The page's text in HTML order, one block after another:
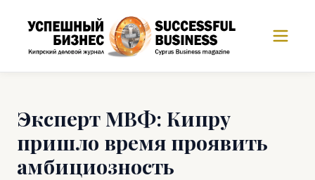
Эксперт МВФ: Кипру
пришло время проявить
амбициозность